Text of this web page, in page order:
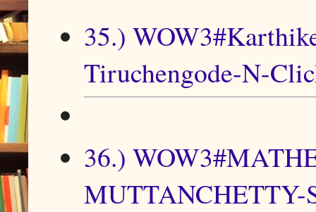
35.)
Tiruchengode-N-
36.)
MUTTANCHETTY-